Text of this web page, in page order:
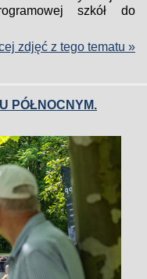
szkół do
zdjęć z tego tematu »
PÓŁNOCNYM.